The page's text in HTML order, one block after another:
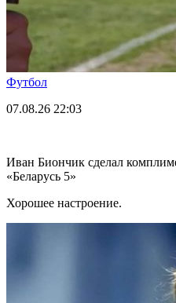
Футбол
07.08.26 22:03
Иван Биончик сделал
«Беларусь 5»
Хорошее настроение.